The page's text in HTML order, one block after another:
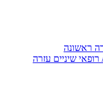
שיניים עזרה